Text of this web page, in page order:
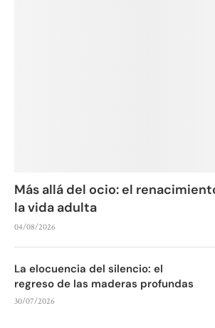
Más allá del ocio: el
la vida adulta
04/08/2026
La elocuencia del silencio: el
regreso de las maderas profundas
30/07/2026